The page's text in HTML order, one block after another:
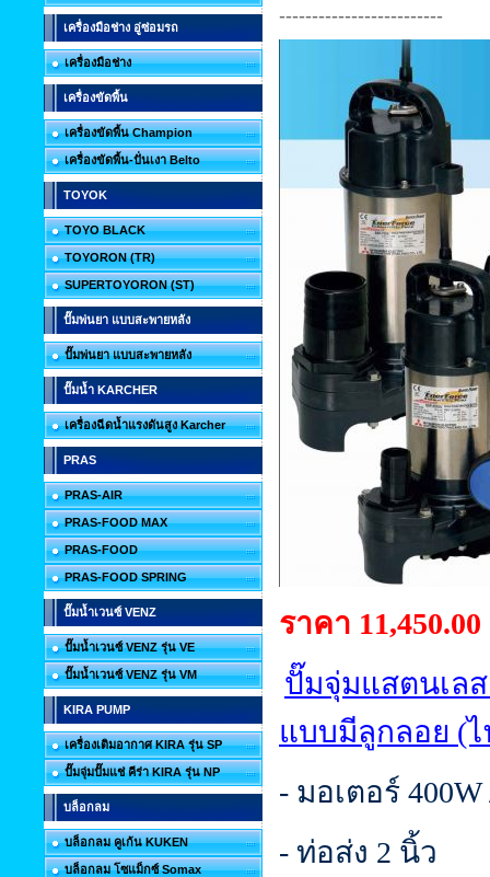
เครื่องมือช่าง อู่ซ่อมรถ
เครื่องมือช่าง
เครื่องขัดพื้น
เครื่องขัดพื้น Champion
เครื่องขัดพื้น-ปั่นเงา Belto
TOYOK
TOYO BLACK
TOYORON (TR)
SUPERTOYORON (ST)
ปั๊มพ่นยา แบบสะพายหลัง
ปั๊มพ่นยา แบบสะพายหลัง
ปั๊มน้ำ KARCHER
เครื่องฉีดน้ำแรงดันสูง Karcher
PRAS
PRAS-AIR
PRAS-FOOD MAX
PRAS-FOOD
PRAS-FOOD SPRING
ปั๊มน้ำเวนซ์ VENZ
ปั๊มน้ำเวนซ์ VENZ รุ่น VE
ปั๊มน้ำเวนซ์ VENZ รุ่น VM
KIRA PUMP
เครื่องเติมอากาศ KIRA รุ่น SP
ปั๊มจุ่มปั๊มแช่ คีร่า KIRA รุ่น NP
บล็อกลม
บล็อกลม คูเก้น KUKEN
บล็อกลม โซแม็กซ์ Somax
-------------------------
ราคา
ปั๊มจุ่มแสตนเลส
แบบมีลูกลอย (ไ
- มอเตอร์ 400W
- ท่อส่ง 2 นิ้ว